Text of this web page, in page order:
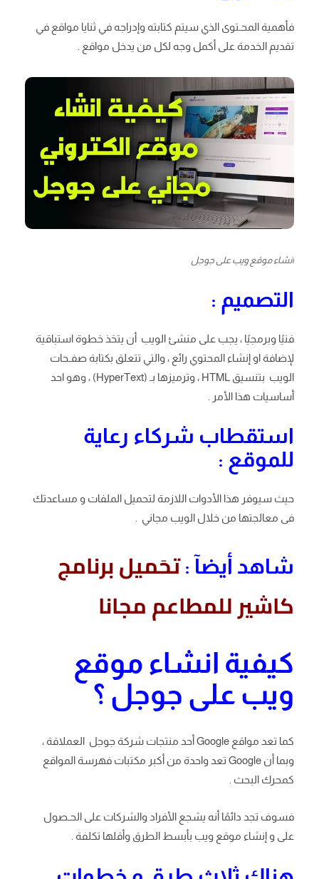
فأهمية المحـتوى الذي سيتم كتابته وإدراجه في ثنايا مواقع في
تقديم الخدمة على أكمل وجه لكل من يدخل مواقع .
انشاء موقع ويب على جوجل
التصميم :
فنيًا وبرمجيًا ، يجب على منشئ الويب أن يتخذ خطوة استباقية
لإضافة او إنشاء المحتوي رائع ، والتي تتعلق بكتابة صفـحات
الويب بتنسيق HTML ، وترميزها بـ (HyperText) ، وهو احد
أساسيات هذا الأمر .
استقطاب شركاء رعاية
للموقع :
حيث سيوفر هذا الأدوات اللازمة لتحميل الملفات و مساعدتك
فى معالجتها من خلال الويب مجاني .
شاهد أيضآ : تحَميل برنامج
كاشير للمطاعم مجانا
كيفية انشاء موقع
ويب على جوجل ؟
كما تعد مواقع Google أحد منتجات شركة جوجل العملاقة ،
وبما أن Google تعد واحدة من أكبر مكتبات فهرسة المواقع
كمحرك البحث .
فسوف تجد دائمًا أنه يشجع الأفراد والشركات على الحـصول
على و إنشاء موقع ويب بأبسط الطرق وأقلها تكلفة .